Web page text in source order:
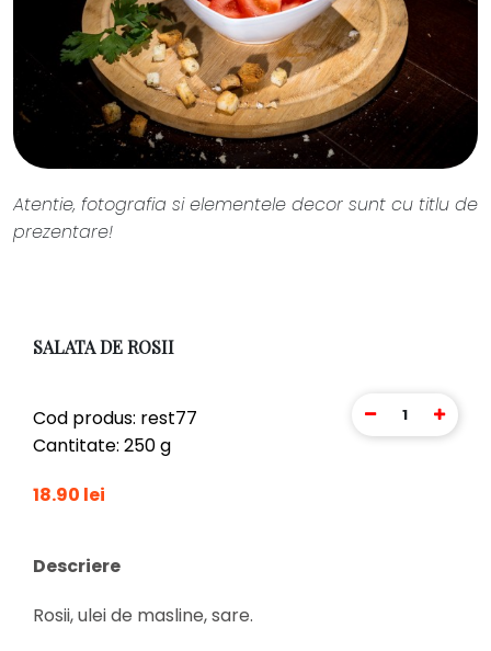
Atentie, fotografia si elementele decor sunt cu titlu de
prezentare!
SALATA DE ROSII
Cod produs: rest77
Cantitate: 250 g
18.90 lei
1
Descriere
Rosii, ulei de masline, sare.